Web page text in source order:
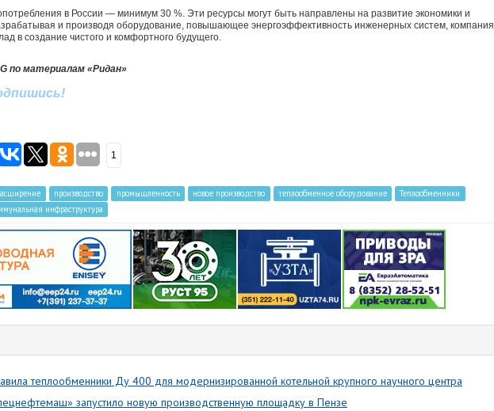
в России — минимум 30 %. Эти ресурсы могут быть направлены на развитие экономики и
и производя оборудование, повышающее энергоэффективность инженерных систем, компания
в создание чистого и комфортного будущего.
по материалам «Ридан»
!
1
производство промышленность новое производство теплообменное оборудование
Теплообменники
инфраструктура
теплообменники Ду 400 для модернизированной котельной крупного научного центра
запустило новую производственную площадку в Пензе